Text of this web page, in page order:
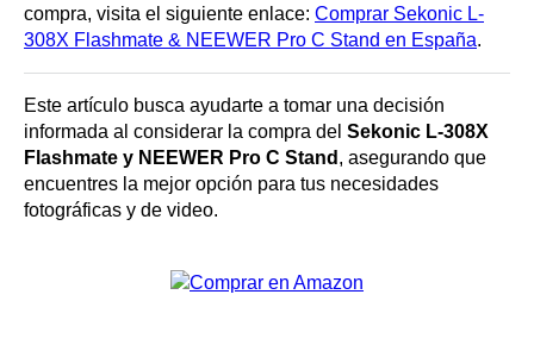
compra, visita el siguiente enlace: Comprar Sekonic L-
308X Flashmate & NEEWER Pro C Stand en España.
Este artículo busca ayudarte a tomar una decisión
informada al considerar la compra del Sekonic L-308X
Flashmate y NEEWER Pro C Stand , asegurando que
encuentres la mejor opción para tus necesidades
fotográficas y de video.